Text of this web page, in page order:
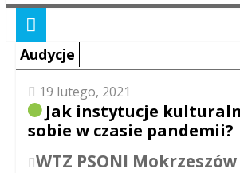
Audycje
19 lutego, 2021
Jak instytucje
sobie w czasie pandemii?
WTZ PSONI Mokrzeszów